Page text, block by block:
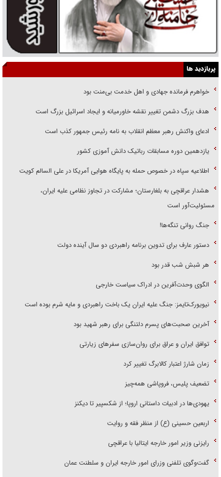
پربازدید ها
خواهرم فرمانده جهادی و اهل خدمت بی‌منت بود
هدف بزرگ دشمن تغییر نقشه خاورمیانه و ایجاد اسرائیل بزرگ است
ادعای واکنش رهبر معظم انقلاب به نامه رئیس جمهور کذب است
یازدهمین دوره مسابقات رباتیک دانش آموزی کشور
اطلاعیه سپاه در خصوص حمله به پایگاه هوایی آمریکا در علی السالم کویت
هشدار عراقچی به بلغارستان؛ مشارکت در تجاوز نظامی علیه ایران،
مسئولیت‌آور است
جنگ روانی تنگه‌ها!
دستور عارف برای تدوین برنامه راهبردی دو سال آینده دولت
هر شبش شب قدر بود
الگوی وحدت‌آفرین در ادراک سیاست خارجی
نیویورک‌تایمز: جنگ علیه ایران یک باخت راهبردی و مایه شرم بوده است
آخرین صحبت‌های پسرم دلتنگی برای رهبر شهید بود
توافق ایران و عراق برای روان‌سازی سفر‌های زیارتی
زمان شارژ اعتبار کالابرگ تغییر کرد
تضعیف پلیس، فروپاشی همه‌چیز
یهودی‌ها در ادبیات داستانی اروپا؛ از شکسپیر تا دیکنز
اربعین حسینی (ع) از منظر فقه و روایت
رایزنی وزیر امور خارجه ایتالیا با عراقچی
گفت‌وگوی تلفنی وزرای امور خارجه ایران و سلطنت عمان